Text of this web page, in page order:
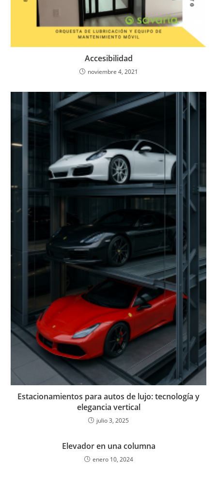
Accesibilidad
noviembre 4, 2021
Estacionamientos para autos de lujo: tecnología y
elegancia vertical
julio 3, 2025
Elevador en una columna
enero 10, 2024